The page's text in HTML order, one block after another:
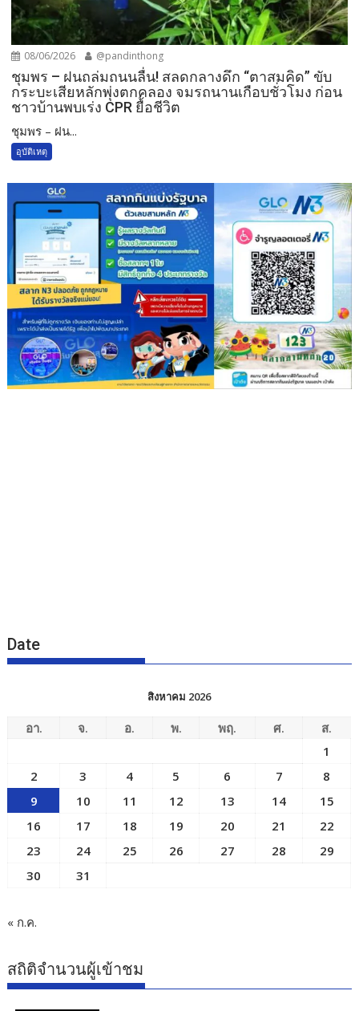
08/06/2026 @pandinthong
ชุมพร – ฝนถล่มถนนลื่น! สลดกลางดึก “ตาสมคิด” ขับ
กระบะเสียหลักพุ่งตกคลอง จมรถนานเกือบชั่วโมง ก่อน
ชาวบ้านพบเร่ง CPR ยื้อชีวิต
ชุมพร – ฝน...
อุบัติเหตุ
Date
สิงหาคม 2026
อา. จ. อ. พ. พฤ. ศ.
ส.
1
2
3 4 5 6 7
8
9
10 11 12 13 14
15
16
17 18 19 20 21
22
23
24 25 26 27 28
29
30
31
« ก.ค.
สถิติจำนวนผู้เข้าชม